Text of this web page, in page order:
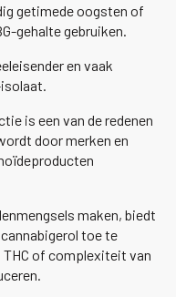
getimede oogsten of
gehalte gebruiken.
en vaak
is een van de redenen
door merken en
maken, biedt
toe te
of complexiteit van